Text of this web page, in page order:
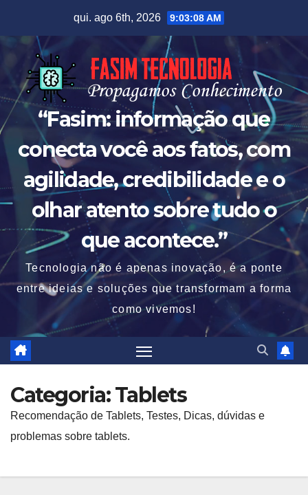
qui. ago 6th, 2026 9:03:09 AM
“Fasim: informação que
conecta você aos fatos, com
agilidade, credibilidade e o
olhar atento sobre tudo o
que acontece.”
Tecnologia não é apenas inovação, é a ponte
entre ideias e soluções que transformam a forma
como vivemos!
Categoria:Tablets
Recomendação de Tablets, Testes, Dicas, dúvidas e
problemas sobre tablets.